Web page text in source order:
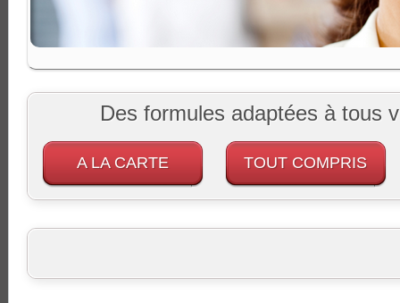
Des formules adaptées à tous
A LA CARTE TOUT COMPRIS